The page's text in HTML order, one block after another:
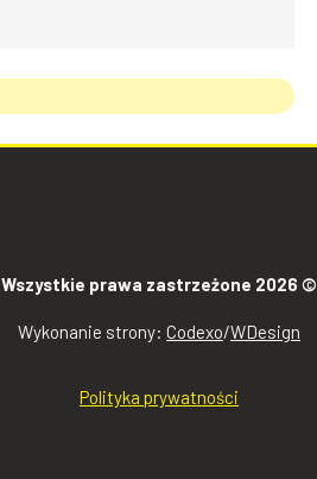
Wszystkie prawa zastrzeżone 2026 ©
Wykonanie strony: Codexo/WDesign
Polityka prywatności